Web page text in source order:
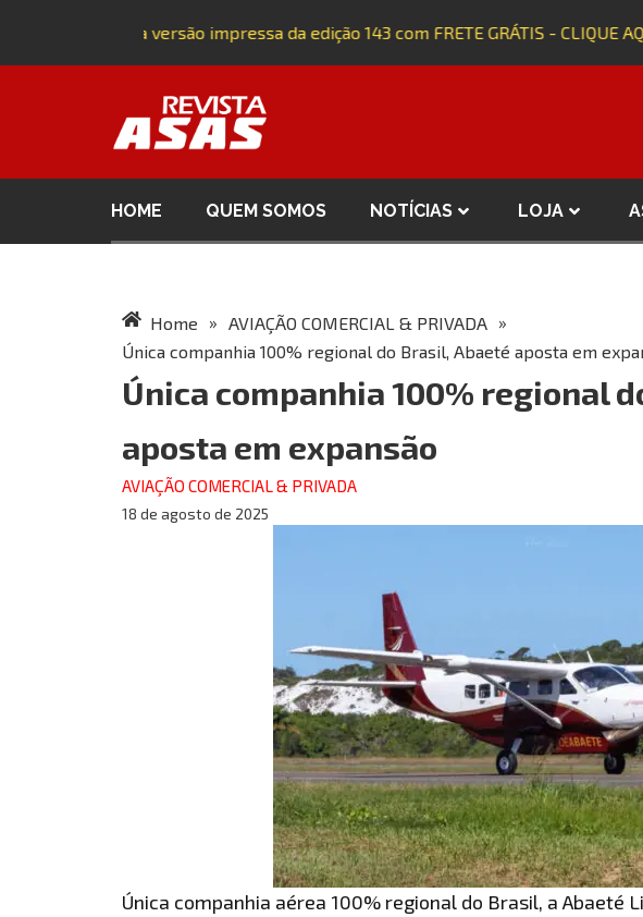
Adquira a versão impressa da edição 143 com FRETE GRÁTIS - CLIQUE
HOME QUEM SOMOS NOTÍCIAS LOJA
Home » AVIAÇÃO COMERCIAL & PRIVADA »
Única companhia 100% regional do Brasil, Abaeté aposta em
Única companhia 100% regional
aposta em expansão
AVIAÇÃO COMERCIAL & PRIVADA
18 de agosto de 2025
Única companhia aérea 100% regional do Brasil, a Abaeté